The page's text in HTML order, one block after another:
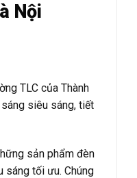
Nội
TLC của Thành
siêu sáng, tiết
sản phẩm đèn
sáng tối ưu. Chúng